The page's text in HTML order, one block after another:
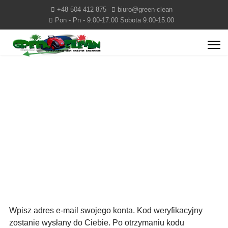
+48 504 412 875
biuro@green-clean
Pon - Pn - 9.00-17.00 Sobota 9.00-15.00
Wpisz adres e-mail swojego konta. Kod weryfikacyjny
zostanie wysłany do Ciebie. Po otrzymaniu kodu